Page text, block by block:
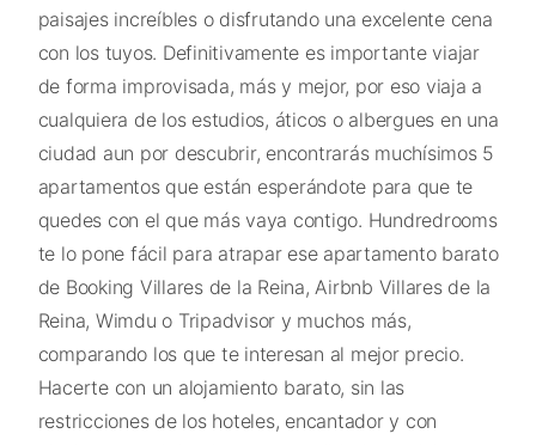
paisajes increíbles o disfrutando una excelente cena
con los tuyos. Definitivamente es importante viajar
de forma improvisada, más y mejor, por eso viaja a
cualquiera de los estudios, áticos o albergues en una
ciudad aun por descubrir, encontrarás muchísimos 5
apartamentos que están esperándote para que te
quedes con el que más vaya contigo. Hundredrooms
te lo pone fácil para atrapar ese apartamento barato
de Booking Villares de la Reina, Airbnb Villares de la
Reina, Wimdu o Tripadvisor y muchos más,
comparando los que te interesan al mejor precio.
Hacerte con un alojamiento barato, sin las
restricciones de los hoteles, encantador y con